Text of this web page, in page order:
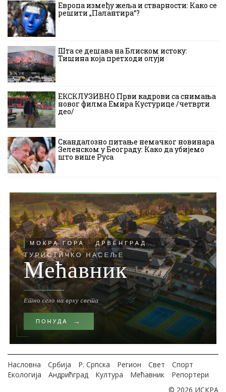
Европа између жеља и стварности: Како се
решити „Палантира“?
Шта се дешава на Блиском истоку:
Тишина која претходи олуји
ЕКСКЛУЗИВНО Први кадрови са снимања
новог филма Емира Кустурице /четврти
део/
Скандалозно питање немачког новинара
Зеленском у Београду: Како да убијемо
што више Руса
Насловна Србија Р. Српска Регион Свет
Спорт
Екологија
Андрићград Култура Мећавник
Репортери
© 2026 ИСКРА